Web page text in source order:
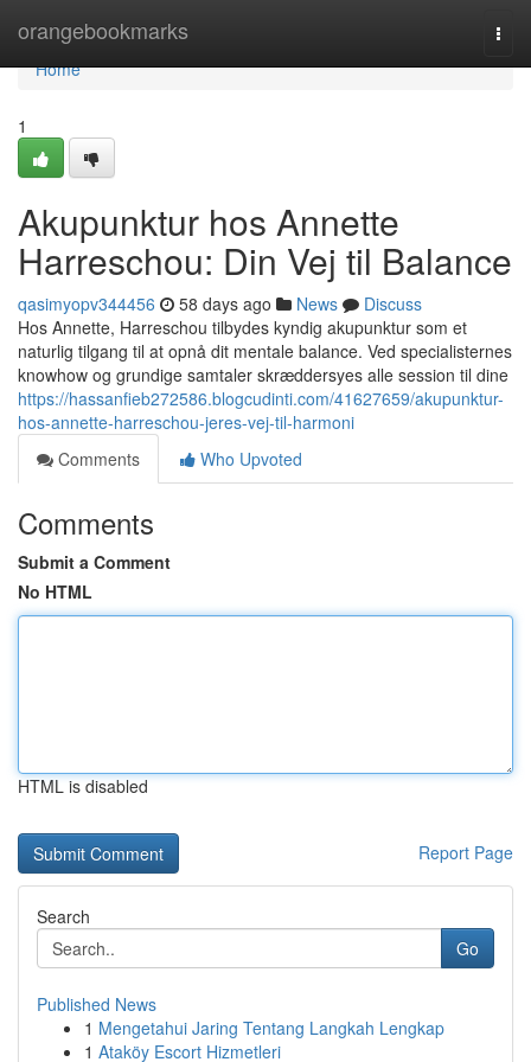
orangebookmarks
Home
Home
1
Akupunktur hos Annette
Harreschou: Din Vej til Balance
qasimyopv344456 58 days ago News
Discuss
Hos Annette, Harreschou tilbydes kyndig akupunktur som et
naturlig tilgang til at opnå dit mentale balance. Ved specialisternes
knowhow og grundige samtaler skræddersyes alle session til dine
https://hassanfieb272586.blogcudinti.com/41627659/akupunktur-
hos-annette-harreschou-jeres-vej-til-harmoni
Comments
Who Upvoted
Comments
Submit a Comment
No HTML
HTML is disabled
Report Page
Search
Go
Published News
1 Mengetahui Jaring Tentang Langkah Lengkap
1 Ataköy Escort Hizmetleri